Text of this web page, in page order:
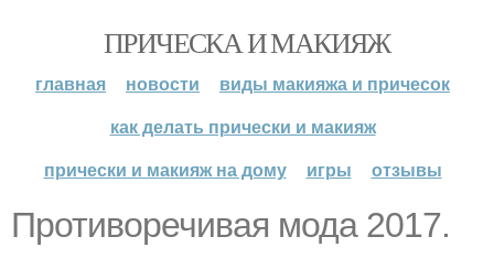
ПРИЧЕСКА И МАКИЯЖ
главная новости
виды макияжа и причесок
как делать прически и макияж
прически и макияж на дому
игры отзывы
Противоречивая мода 2017.